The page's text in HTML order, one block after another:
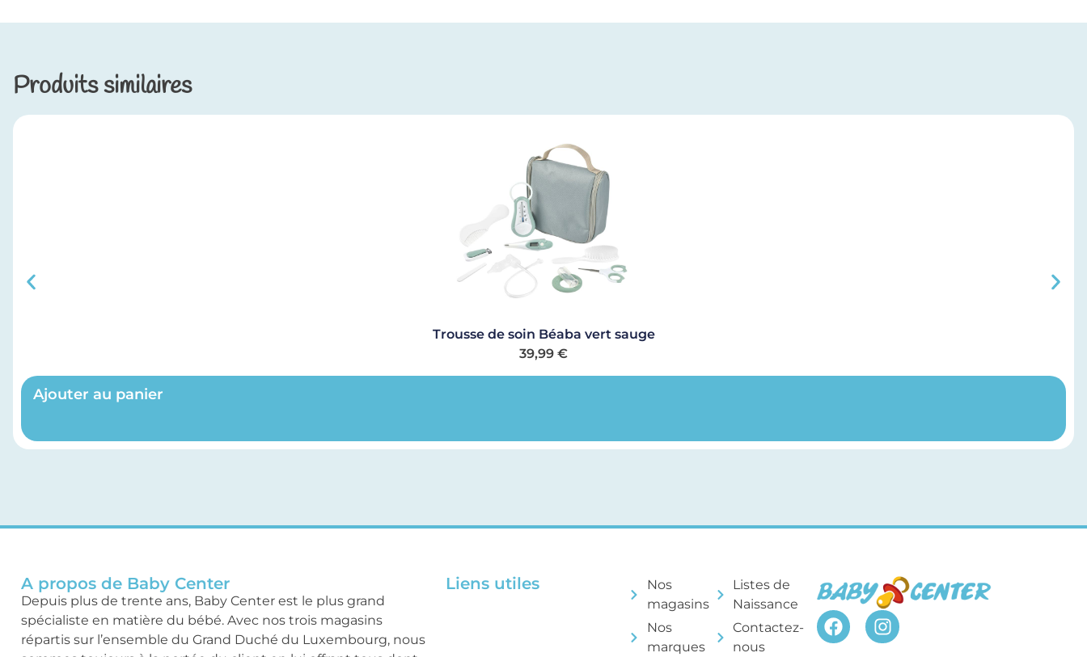
Produits similaires
Trousse de soin Béaba vert sauge
39,99 €
Ajouter au panier
A propos de Baby Center
Depuis plus de trente ans, Baby Center est le plus grand
spécialiste en matière du bébé. Avec nos trois magasins
répartis sur l’ensemble du Grand Duché du Luxembourg, nous
Liens utiles
Nos
magasins
Nos
marques
Listes de
Naissance
Contactez-
nous